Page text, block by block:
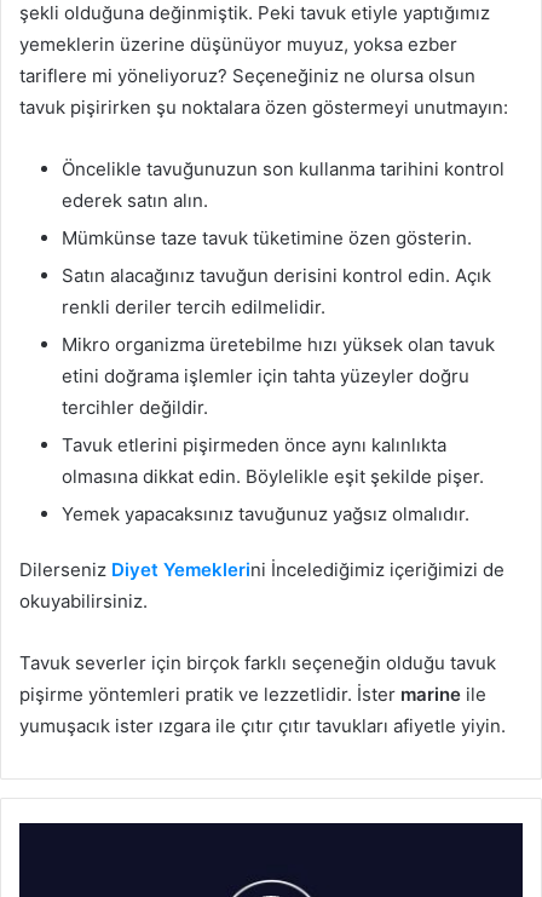
şekli olduğuna değinmiştik. Peki tavuk etiyle yaptığımız
yemeklerin üzerine düşünüyor muyuz, yoksa ezber
tariflere mi yöneliyoruz? Seçeneğiniz ne olursa olsun
tavuk pişirirken şu noktalara özen göstermeyi unutmayın:
Öncelikle tavuğunuzun son kullanma tarihini kontrol
ederek satın alın.
Mümkünse taze tavuk tüketimine özen gösterin.
Satın alacağınız tavuğun derisini kontrol edin. Açık
renkli deriler tercih edilmelidir.
Mikro organizma üretebilme hızı yüksek olan tavuk
etini doğrama işlemler için tahta yüzeyler doğru
tercihler değildir.
Tavuk etlerini pişirmeden önce aynı kalınlıkta
olmasına dikkat edin. Böylelikle eşit şekilde pişer.
Yemek yapacaksınız tavuğunuz yağsız olmalıdır.
Dilerseniz Diyet Yemeklerini İncelediğimiz içeriğimizi de
okuyabilirsiniz.
Tavuk severler için birçok farklı seçeneğin olduğu tavuk
pişirme yöntemleri pratik ve lezzetlidir. İster marine ile
yumuşacık ister ızgara ile çıtır çıtır tavukları afiyetle yiyin.